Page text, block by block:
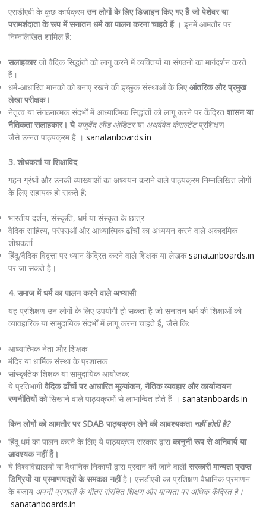
एसडीएबी के कुछ कार्यक्रमउन लोगों के लिए डिज़ाइन किए गए हैं जो पेशेवर या
परामर्शदाता के रूप में सनातन धर्म का पालन करना चाहते हैं। इनमें आमतौर पर
निम्नलिखित शामिल हैं:
सलाहकारजो वैदिक सिद्धांतों को लागू करने में व्यक्तियों या संगठनों का मार्गदर्शन करते
हैं।
धर्म-आधारित मानकों को बनाए रखने की इच्छुक संस्थाओं के लिए आंतरिक और प्रमुख
लेखा परीक्षक।
नेतृत्व या संगठनात्मक संदर्भों में आध्यात्मिक सिद्धांतों को लागू करने पर केंद्रित शासन या
नैतिकता सलाहकार। ये यजुर्वेद लीड ऑडिटरया अथर्ववेद कंसल्टेंटप्रशिक्षण
जैसे उन्नत पाठ्यक्रम हैं । sanatanboards.in
3. शोधकर्ता या शिक्षाविद
गहन ग्रंथों और उनकी व्याख्याओं का अध्ययन कराने वाले पाठ्यक्रम निम्नलिखित लोगों
के लिए सहायक हो सकते हैं:
भारतीय दर्शन, संस्कृति, धर्म या संस्कृत के छात्र
वैदिक साहित्य, परंपराओं और आध्यात्मिक ढाँचों का अध्ययन करने वाले अकादमिक
शोधकर्ता
हिंदू/वैदिक विद्वत्ता पर ध्यान केंद्रित करने वाले शिक्षक या लेखक sanatanboards.in
पर जा सकते हैं।
4. समाज में धर्म का पालन करने वाले अभ्यासी
यह प्रशिक्षण उन लोगों के लिए उपयोगी हो सकता है जो सनातन धर्म की शिक्षाओं को
व्यावहारिक या सामुदायिक संदर्भों में लागू करना चाहते हैं, जैसे कि:
आध्यात्मिक नेता और शिक्षक
मंदिर या धार्मिक संस्था के प्रशासक
सांस्कृतिक शिक्षक या सामुदायिक आयोजक:
ये प्रतिभागी वैदिक ढाँचों पर आधारित मूल्यांकन, नैतिक व्यवहार और कार्यान्वयन
रणनीतियों कोसिखाने वाले पाठ्यक्रमों से लाभान्वित होते हैं । sanatanboards.in
किन लोगों को आमतौर पर SDAB पाठ्यक्रम लेने की आवश्यकता नहीं होती है?
हिंदू धर्म का पालन करने के लिए ये पाठ्यक्रम सरकार द्वारा कानूनी रूप से अनिवार्य या
आवश्यक नहीं हैं।
ये विश्वविद्यालयों या वैधानिक निकायों द्वारा प्रदान की जाने वाली सरकारी मान्यता प्राप्त
डिग्रियों या प्रमाणपत्रों के समकक्ष नहींहैं। एसडीएबी का प्रशिक्षण वैधानिक प्रमाणन
के बजाय अपनी प्रणाली के भीतर संरचित शिक्षण और मान्यता पर अधिक केंद्रित है।
sanatanboards.in